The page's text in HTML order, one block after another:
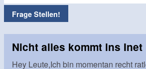
Frage Stellen!
Nicht alles kommt ins Inet
Hey Leute,Ich bin momentan recht